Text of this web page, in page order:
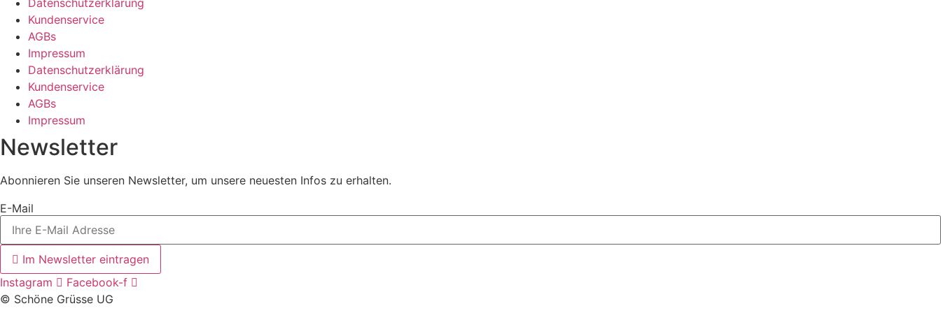
Datenschutzerklärung
Kundenservice
AGBs
Impressum
Datenschutzerklärung
Kundenservice
AGBs
Impressum
Newsletter
Abonnieren Sie unseren Newsletter, um unsere neuesten Infos zu erhalten.
E-Mail
Im Newsletter eintragen
Instagram
Facebook-f
© Schöne Grüsse UG